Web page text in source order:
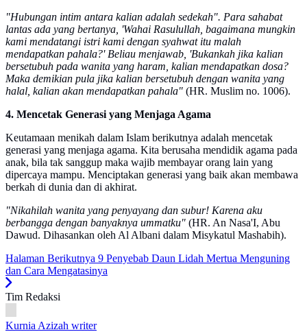
"Hubungan intim antara kalian adalah sedekah". Para sahabat
lantas ada yang bertanya, 'Wahai Rasulullah, bagaimana mungkin
kami mendatangi istri kami dengan syahwat itu malah
mendapatkan pahala?' Beliau menjawab, 'Bukankah jika kalian
bersetubuh pada wanita yang haram, kalian mendapatkan dosa?
Maka demikian pula jika kalian bersetubuh dengan wanita yang
halal, kalian akan mendapatkan pahala" (HR. Muslim no. 1006).
4. Mencetak Generasi yang Menjaga Agama
Keutamaan menikah dalam Islam berikutnya adalah mencetak
generasi yang menjaga agama. Kita berusaha mendidik agama pada
anak, bila tak sanggup maka wajib membayar orang lain yang
dipercaya mampu. Menciptakan generasi yang baik akan membawa
berkah di dunia dan di akhirat.
"Nikahilah wanita yang penyayang dan subur! Karena aku
berbangga dengan banyaknya ummatku" (HR. An Nasa'I, Abu
Dawud. Dihasankan oleh Al Albani dalam Misykatul Mashabih).
Halaman Berikutnya 9 Penyebab Daun Lidah Mertua Menguning
dan Cara Mengatasinya
Tim Redaksi
Kurnia Azizah writer